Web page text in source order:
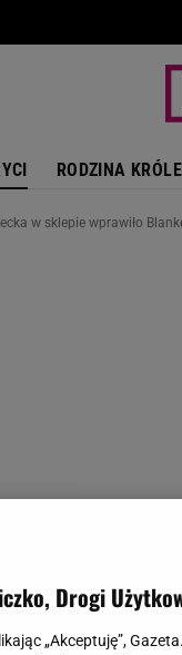
RODZINA
w sklepie wprawiło
Drogi
„Akceptuję”,